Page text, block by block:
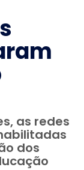
as redes
dos